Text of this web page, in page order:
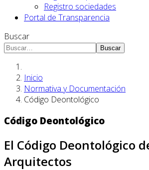
Registro sociedades
Portal de Transparencia
Buscar
Buscar
Inicio
Normativa y Documentación
Código Deontológico
Código Deontológico
El Código Deontológico
Arquitectos